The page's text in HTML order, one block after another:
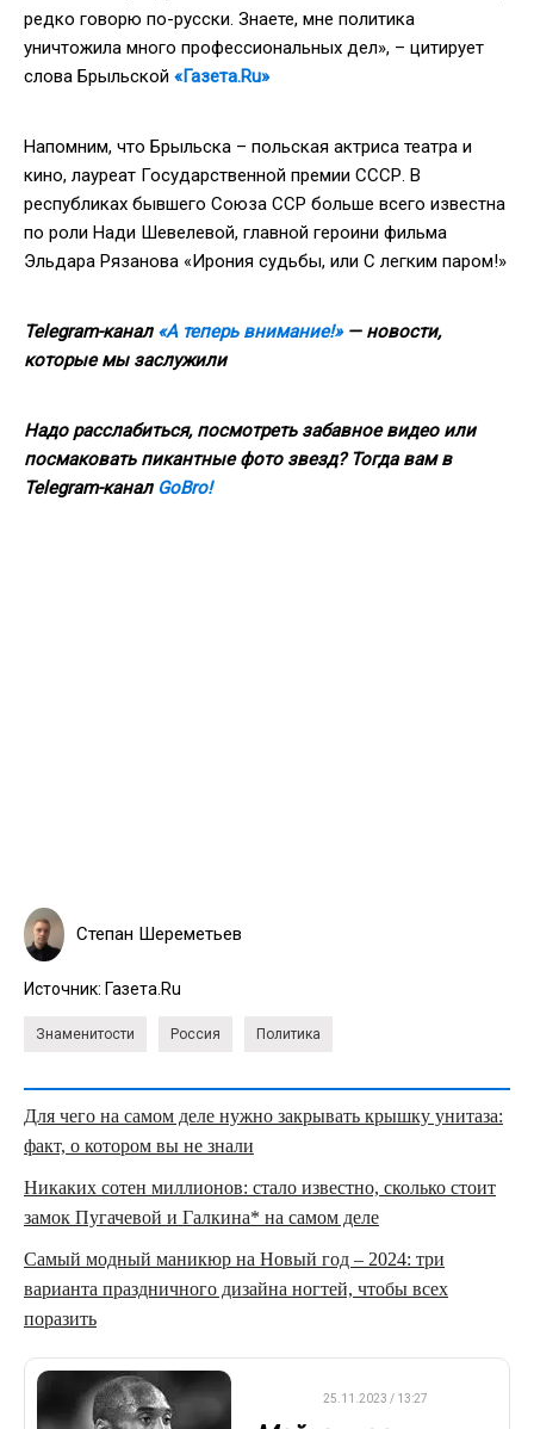
редко говорю по-русски. Знаете, мне политика
уничтожила много профессиональных дел», – цитирует
слова Брыльской «Газета.Ru»
Напомним, что Брыльска – польская актриса театра и
кино, лауреат Государственной премии СССР. В
республиках бывшего Союза ССР больше всего известна
по роли Нади Шевелевой, главной героини фильма
Эльдара Рязанова «Ирония судьбы, или С легким паром!»
Telegram-канал «А теперь внимание!»— новости,
которые мы заслужили
Надо расслабиться, посмотреть забавное видео или
посмаковать пикантные фото звезд? Тогда вам в
Telegram-канал GoBro!
Степан Шереметьев
Источник: Газета.Ru
Знаменитости Россия Политика
Для чего на самом деле нужно закрывать крышку унитаза:
факт, о котором вы не знали
Никаких сотен миллионов: стало известно, сколько стоит
замок Пугачевой и Галкина* на самом деле
Самый модный маникюр на Новый год – 2024: три
варианта праздничного дизайна ногтей, чтобы всех
поразить
25.11.2023 / 13:27